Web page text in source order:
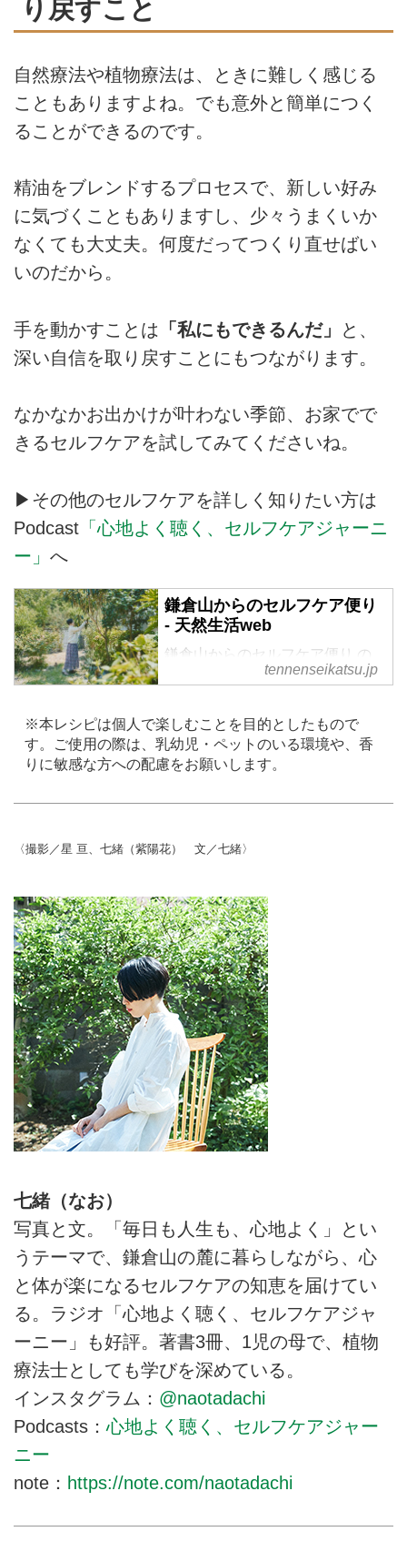
り戻すこと
自然療法や植物療法は、ときに難しく感じる
こともありますよね。でも意外と簡単につく
ることができるのです。
精油をブレンドするプロセスで、新しい好み
に気づくこともありますし、少々うまくいか
なくても大丈夫。何度だってつくり直せばい
いのだから。
手を動かすことは 「私にもできるんだ」
と、
深い自信を取り戻すことにもつながります。
なかなかお出かけが叶わない季節、お家でで
きるセルフケアを試してみてくださいね。
▶その他のセルフケアを詳しく知りたい方は
Podcast 「心地よく聴く、セルフケアジャーニ
ー」 へ
鎌倉山からのセルフケア便り
- 天然生活web
鎌倉山からのセルフケア便り の
記事一覧 - 写真と文を軸に、さま
ん。鎌倉山の麓で育むゆるやかな
暮らしと、15年以上積み重ねてき
た“セルフケア”の小さなアイデア
tennenseikatsu.jp
※本レシピは個人で楽しむことを目的としたもので
す。ご使用の際は、乳幼児・ペットのいる環境や、香
りに敏感な方への配慮をお願いします。
〈撮影／星 亘、七緒（紫陽花） 文／七緒〉
七緒（なお）
写真と文。「毎日も人生も、心地よく」とい
うテーマで、鎌倉山の麓に暮らしながら、心
と体が楽になるセルフケアの知恵を届けてい
る。ラジオ「心地よく聴く、セルフケアジャ
ーニー」も好評。著書3冊、1児の母で、植物
療法士としても学びを深めている。
インスタグラム： @naotadachi
Podcasts：心地よく聴く、セルフケアジャー
ニー
note： https://note.com/naotadachi